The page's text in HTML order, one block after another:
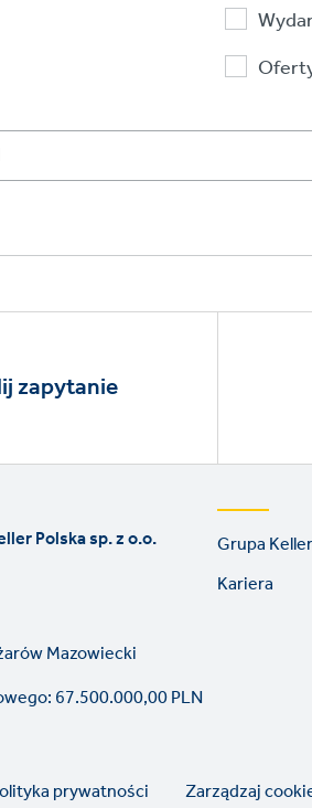
zapytanie
Polska sp. z o.o.
Mazowiecki
67.500.000,00 PLN
Footer
links
Grupa Keller
Kariera
prywatności Zarządzaj